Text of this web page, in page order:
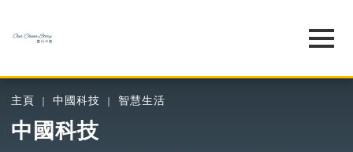
主頁 中國科技 智慧生活
中國科技